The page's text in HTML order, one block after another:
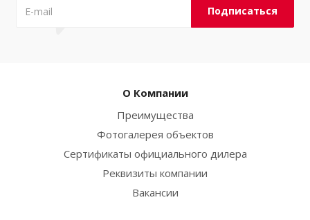
О Компании
Преимущества
Фотогалерея объектов
Сертификаты официального дилера
Реквизиты компании
Вакансии